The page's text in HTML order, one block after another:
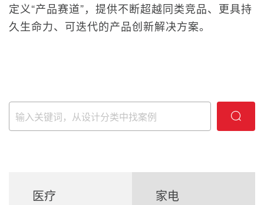
定义“产品赛道”，提供不断超越同类竞品、更具持
久生命力、可迭代的产品创新解决方案。
医疗
家电